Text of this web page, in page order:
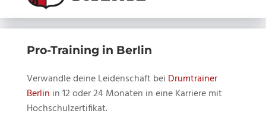
Pro-Training in Berlin
Verwandle deine Leidenschaft bei Drumtrainer
Berlin in 12 oder 24 Monaten in eine Karriere mit
Hochschulzertifikat.